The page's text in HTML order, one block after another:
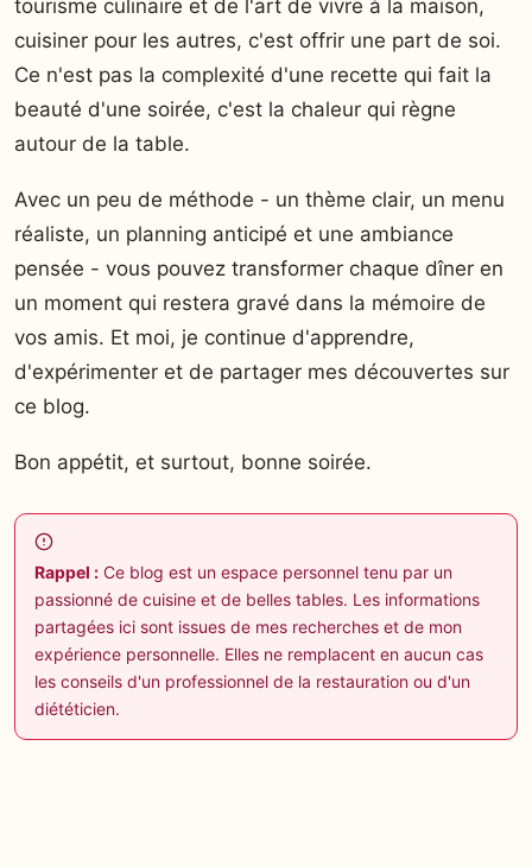
tourisme culinaire et de l'art de vivre à la maison,
cuisiner pour les autres, c'est offrir une part de soi.
Ce n'est pas la complexité d'une recette qui fait la
beauté d'une soirée, c'est la chaleur qui règne
autour de la table.
Avec un peu de méthode - un thème clair, un menu
réaliste, un planning anticipé et une ambiance
pensée - vous pouvez transformer chaque dîner en
un moment qui restera gravé dans la mémoire de
vos amis. Et moi, je continue d'apprendre,
d'expérimenter et de partager mes découvertes sur
ce blog.
Bon appétit, et surtout, bonne soirée.
Rappel : Ce blog est un espace personnel tenu par un
passionné de cuisine et de belles tables. Les informations
partagées ici sont issues de mes recherches et de mon
expérience personnelle. Elles ne remplacent en aucun cas
les conseils d'un professionnel de la restauration ou d'un
diététicien.